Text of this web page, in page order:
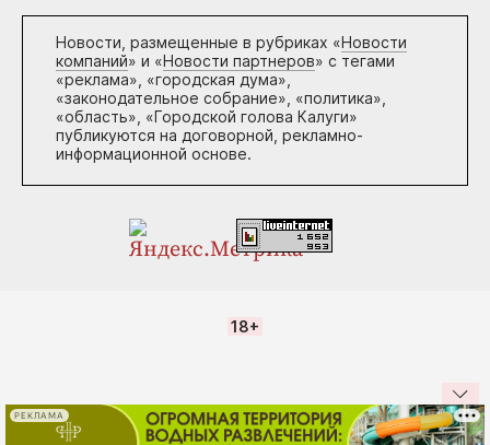
Новости, размещенные в рубриках «Новости
компаний» и «Новости партнеров» с тегами
«реклама», «городская дума»,
«законодательное собрание», «политика»,
«область», «Городской голова Калуги»
публикуются на договорной, рекламно-
информационной основе.
18+
РЕКЛАМА